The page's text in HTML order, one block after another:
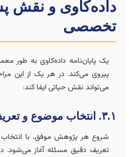
و نقش
یک پایان‌نامه داده‌کاوی به طور
پیروی می‌کند. در هر یک از این
می‌تواند نقش حیاتی ایفا کند:
شروع هر پژوهش موفق، با انتخاب
تعریف دقیق مسئله آغاز می‌شود. در